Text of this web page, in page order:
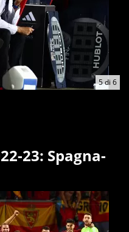
5di 6
23: Spagna-